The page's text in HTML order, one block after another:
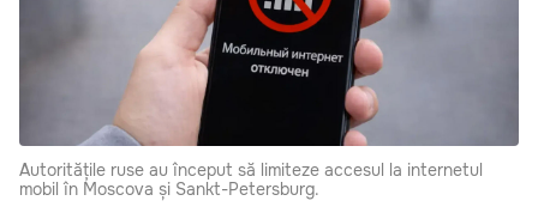
Autoritățile ruse au început să limiteze accesul la internetul
mobil în Moscova și Sankt-Petersburg.